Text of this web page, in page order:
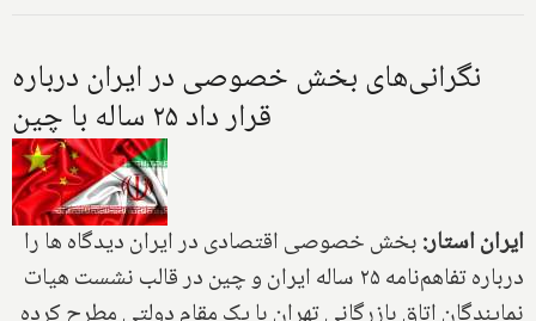
نگرانی‌های بخش خصوصی در ایران درباره
قرار داد ۲۵ ساله با چین
ایران استار:بخش خصوصی اقتصادی در ایران دیدگاه ها را
درباره تفاهم‌نامه ۲۵ ساله ایران و چین در قالب نشست هیات